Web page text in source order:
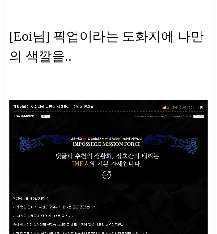
[Eoi님] 픽업이라는 도화지에 나만
의 색깔을..